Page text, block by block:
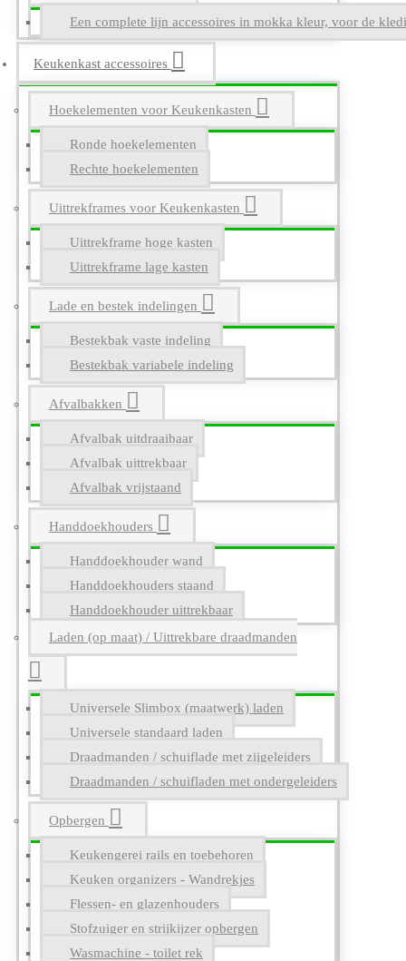
Een complete lijn accessoires in mokka kleur, voor de
Keukenkast accessoires
Hoekelementen voor Keukenkasten
Ronde hoekelementen
Rechte hoekelementen
Uittrekframes voor Keukenkasten
Uittrekframe hoge kasten
Uittrekframe lage kasten
Lade en bestek indelingen
Bestekbak vaste indeling
Bestekbak variabele indeling
Afvalbakken
Afvalbak uitdraaibaar
Afvalbak uittrekbaar
Afvalbak vrijstaand
Handdoekhouders
Handdoekhouder wand
Handdoekhouders staand
Handdoekhouder uittrekbaar
Laden (op maat) / Uittrekbare draadmanden
Universele Slimbox (maatwerk) laden
Universele standaard laden
Draadmanden / schuiflade met zijgeleiders
Draadmanden / schuifladen met ondergeleiders
Opbergen
Keukengerei rails en toebehoren
Keuken organizers - Wandrekjes
Flessen- en glazenhouders
Stofzuiger en strijkijzer opbergen
Wasmachine - toilet rek